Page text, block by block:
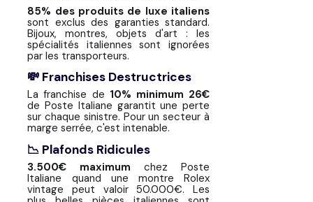
85% des produits de luxe italiens
sont exclus des garanties standard.
Bijoux, montres, objets d'art : les
spécialités italiennes sont ignorées
par les transporteurs.
💸 Franchises Destructrices
La franchise de 10% minimum 26€
de Poste Italiane garantit une perte
sur chaque sinistre. Pour un secteur à
marge serrée, c'est intenable.
📉 Plafonds Ridicules
3.500€ maximum chez Poste
Italiane quand une montre Rolex
vintage peut valoir 50.000€. Les